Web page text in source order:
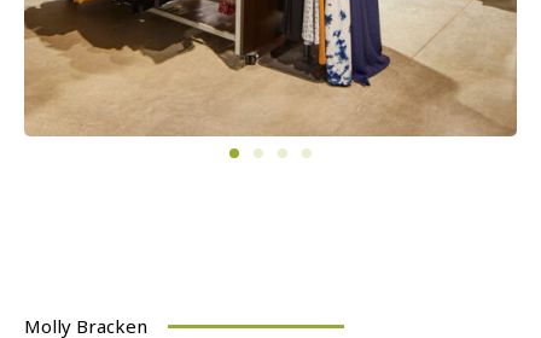
Molly Bracken